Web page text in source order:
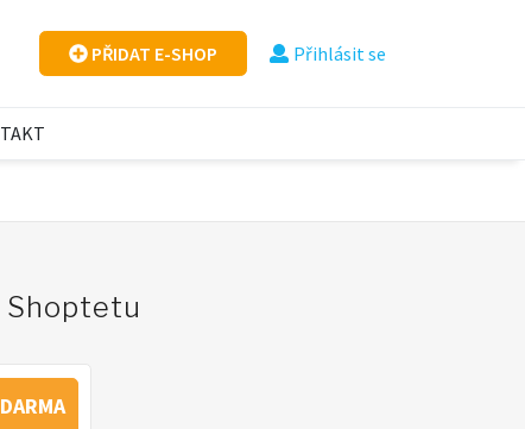
PŘIDAT E-SHOP Přihlásit se
Shoptetu